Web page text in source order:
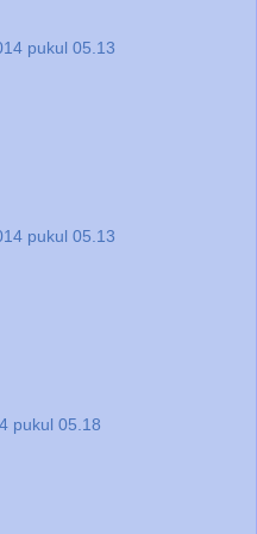
pukul 05.13
pukul 05.13
pukul 05.18